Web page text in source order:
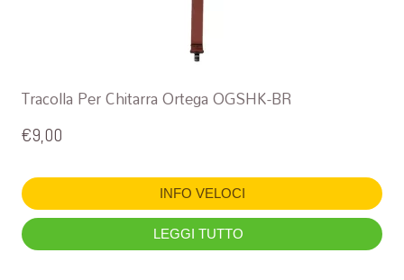
Tracolla Per Chitarra Ortega OGSHK-BR
€9,00
INFO VELOCI
LEGGI TUTTO